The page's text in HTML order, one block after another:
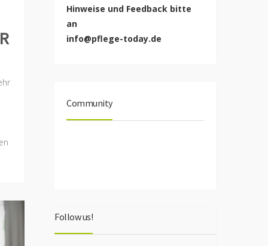
Hinweise und Feedback bitte
an
info@pflege-today.de
Community
Follow us!